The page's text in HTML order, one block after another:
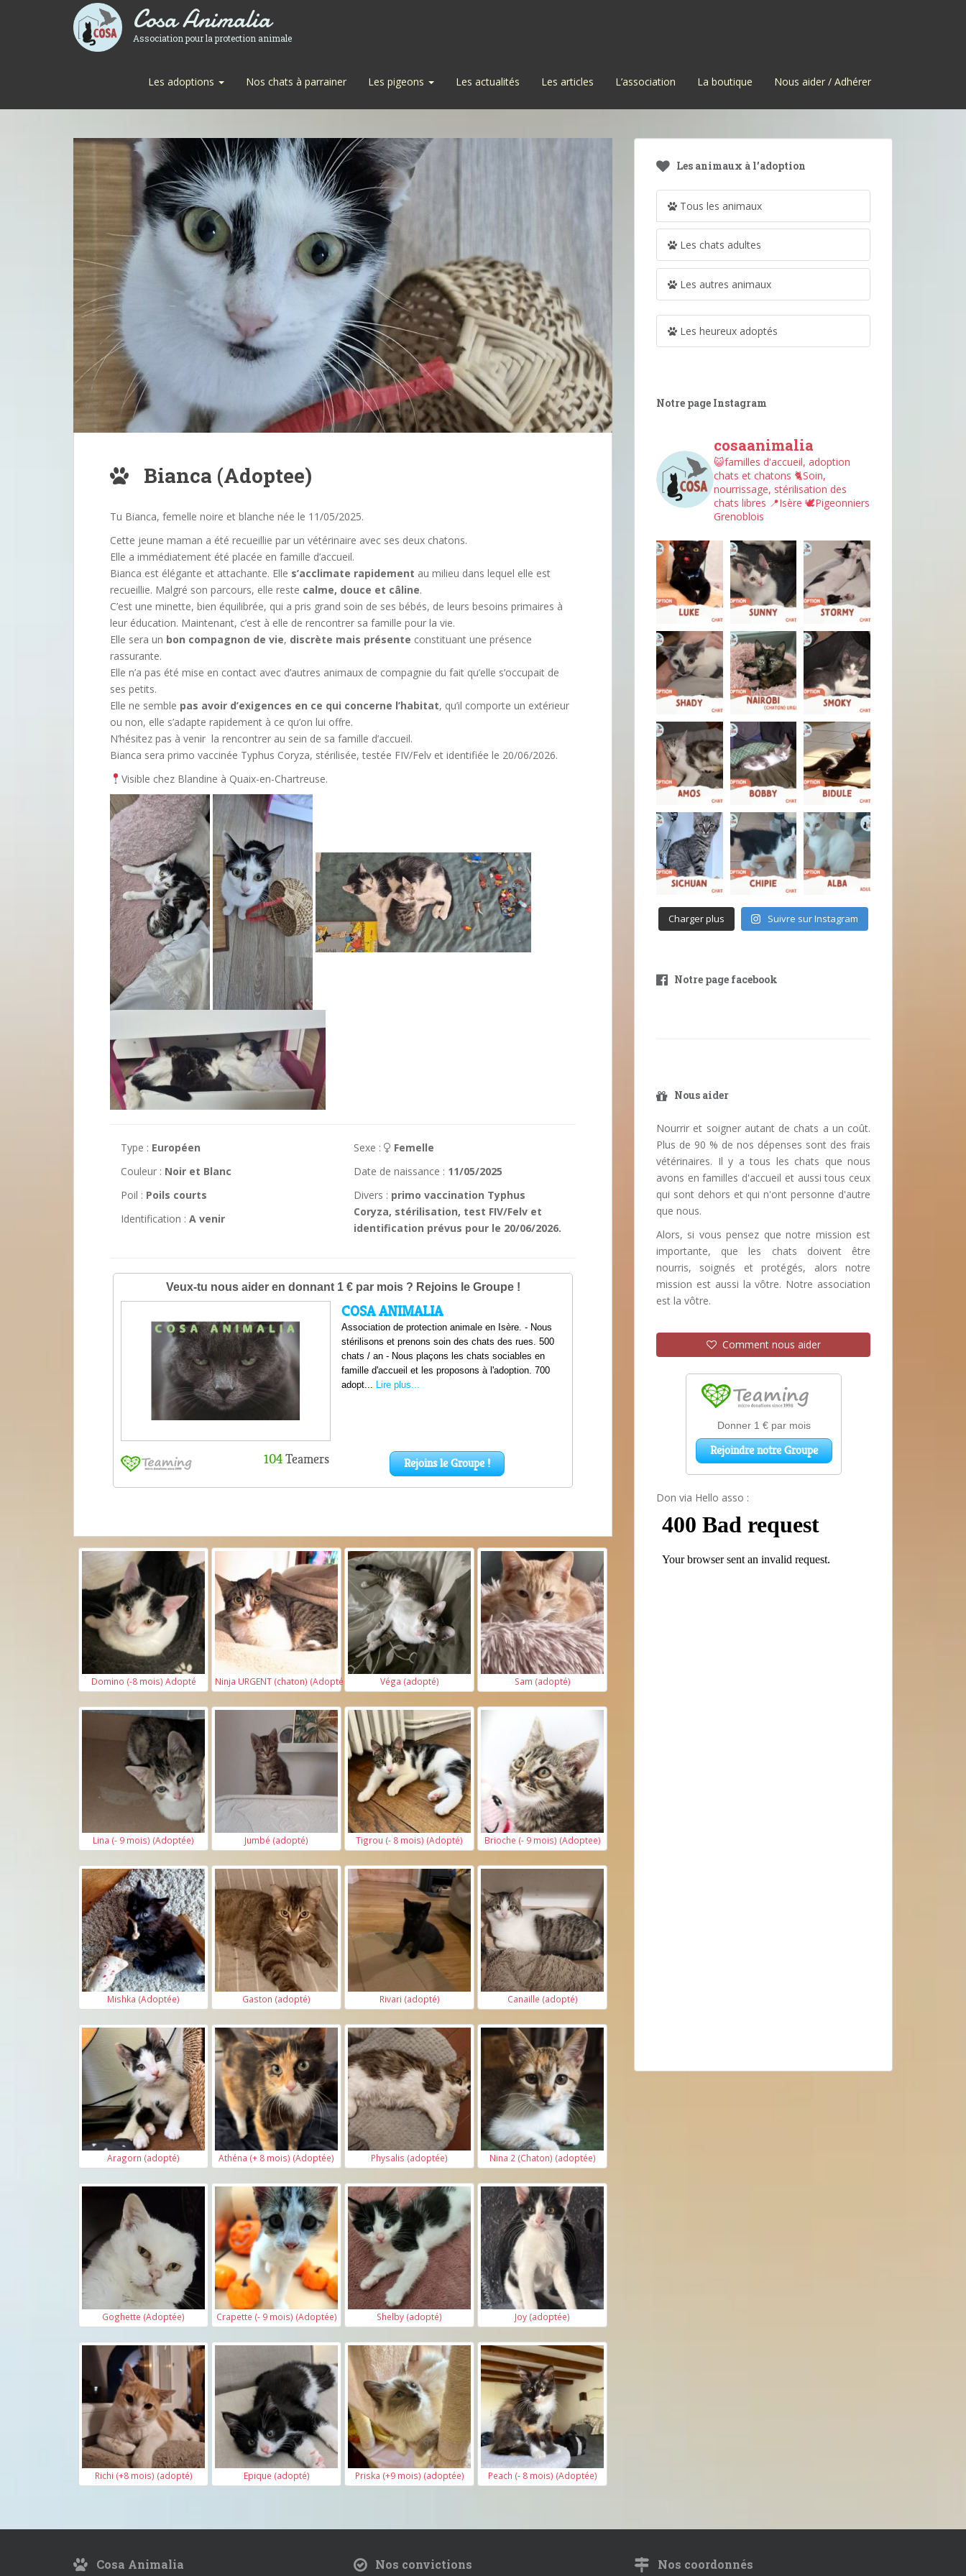
Cosa Animalia
Association pour la protection animale
Les adoptions Nos chats à parrainer Les pigeons Les actualités Les articles L’association La boutique Nous aider / Adhérer
Bianca (Adoptee)
Tu Bianca, femelle noire et blanche née le 11/05/2025.
Cette jeune maman a été recueillie par un vétérinaire avec ses deux chatons.
Elle a immédiatement été placée en famille d’accueil.
Bianca est élégante et attachante. Elle s’acclimate rapidement au milieu dans lequel elle est
recueillie. Malgré son parcours, elle reste calme, douce et câline.
C’est une minette, bien équilibrée, qui a pris grand soin de ses bébés, de leurs besoins primaires à
leur éducation. Maintenant, c’est à elle de rencontrer sa famille pour la vie.
Elle sera un bon compagnon de vie, discrète mais présente constituant une présence
rassurante.
Elle n’a pas été mise en contact avec d’autres animaux de compagnie du fait qu’elle s’occupait de
ses petits.
Elle ne semble pas avoir d’exigences en ce qui concerne l’habitat, qu’il comporte un extérieur
ou non, elle s’adapte rapidement à ce qu’on lui offre.
N’hésitez pas à venir la rencontrer au sein de sa famille d’accueil.
Bianca sera primo vaccinée Typhus Coryza, stérilisée, testée FIV/Felv et identifiée le 20/06/2026.
Visible chez Blandine à Quaix-en-Chartreuse.
Type : Européen
Couleur : Noir et Blanc
Poil : Poils courts
Identification : A venir
Sexe :
Femelle
Date de naissance : 11/05/2025
Divers : primo vaccination Typhus
Coryza, stérilisation, test FIV/Felv et
identification prévus pour le 20/06/2026.
Domino (-8 mois) Adopté Ninja URGENT (chaton) (Adoptée) Véga (adopté) Sam (adopté)
Lina (- 9 mois) (Adoptée) Jumbé (adopté) Tigrou (- 8 mois) (Adopté) Brioche (- 9 mois) (Adoptee)
Mishka (Adoptée) Gaston (adopté) Rivari (adopté) Canaille (adopté)
Aragorn (adopté) Athéna (+ 8 mois) (Adoptée) Physalis (adoptée) Nina 2 (Chaton) (adoptée)
Goghette (Adoptée) Crapette (- 9 mois) (Adoptée) Shelby (adopté) Joy (adoptée)
Richi (+8 mois) (adopté) Epique (adopté) Priska (+9 mois) (adoptée) Peach (- 8 mois) (Adoptée)
Les animaux à l’adoption
Tous les animaux
Les chats adultes
Les autres animaux
Les heureux adoptés
Notre page Instagram
cosaanimalia
😺familles d'accueil, adoption
chats et chatons 🐈Soin,
nourrissage, stérilisation des
chats libres 📍Isère 🕊︎Pigeonniers
Grenoblois
Charger plus Suivre sur Instagram
Notre page facebook
Nous aider
Nourrir et soigner autant de chats a un coût.
Plus de 90 % de nos dépenses sont des frais
vétérinaires. Il y a tous les chats que nous
avons en familles d'accueil et aussi tous ceux
qui sont dehors et qui n'ont personne d'autre
que nous.
Alors, si vous pensez que notre mission est
importante, que les chats doivent être
nourris, soignés et protégés, alors notre
mission est aussi la vôtre. Notre association
est la vôtre.
Comment nous aider
Don via Hello asso :
Cosa Animalia Nos convictions Nos coordonnés